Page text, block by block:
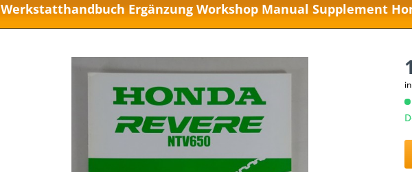
Werkstatthandbuch Ergänzung Workshop Manual Supplement